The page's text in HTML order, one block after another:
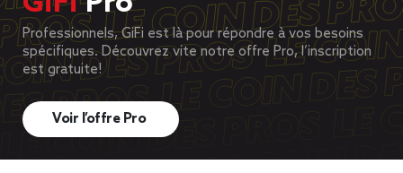
Professionnels, GiFi est là pour répondre à vos besoins
spécifiques. Découvrez vite notre offre Pro, l’inscription
est gratuite!
Voir l’offre Pro